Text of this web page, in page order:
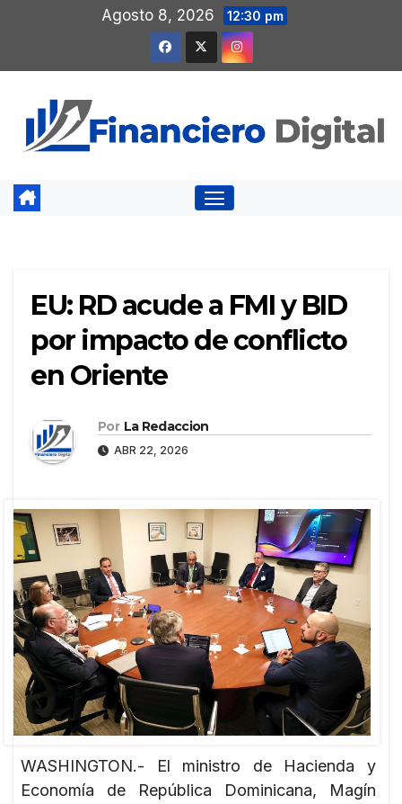
contenido
Agosto 8, 2026 12:30 pm
EU: RD acude a FMI y BID
por impacto de conflicto
en Oriente
Por La Redaccion
ABR 22, 2026
WASHINGTON.- El ministro de Hacienda y
Economía de República Dominicana, Magín